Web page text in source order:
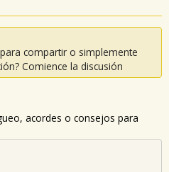
compartir o simplemente
Comience la discusión
acordes o consejos para